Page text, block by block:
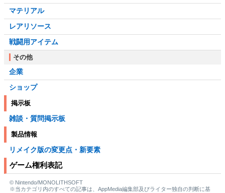
マテリアル
レアリソース
戦闘用アイテム
その他
企業
ショップ
掲示板
雑談・質問掲示板
製品情報
リメイク版の変更点・新要素
ゲーム権利表記
© Nintendo/MONOLITHSOFT
※当カテゴリ内のすべての記事は、AppMedia編集部及びライター独自の判断に基